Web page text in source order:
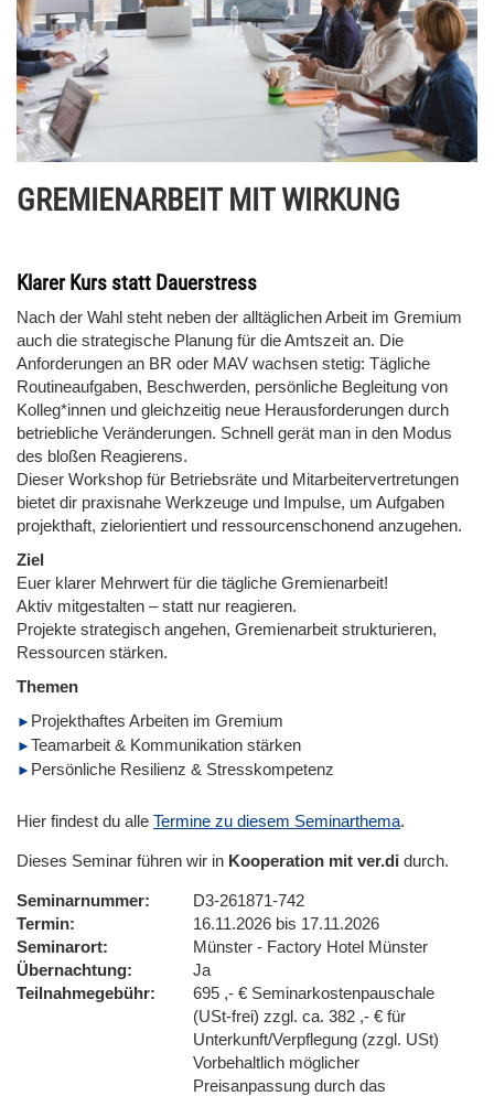
GREMIENARBEIT MIT WIRKUNG
Klarer Kurs statt Dauerstress
Nach der Wahl steht neben der alltäglichen Arbeit im Gremium
auch die strategische Planung für die Amtszeit an. Die
Anforderungen an BR oder MAV wachsen stetig: Tägliche
Routineaufgaben, Beschwerden, persönliche Begleitung von
Kolleg*innen und gleichzeitig neue Herausforderungen durch
betriebliche Veränderungen. Schnell gerät man in den Modus
des bloßen Reagierens.
Dieser Workshop für Betriebsräte und Mitarbeitervertretungen
bietet dir praxisnahe Werkzeuge und Impulse, um Aufgaben
projekthaft, zielorientiert und ressourcenschonend anzugehen.
Ziel
Euer klarer Mehrwert für die tägliche Gremienarbeit!
Aktiv mitgestalten – statt nur reagieren.
Projekte strategisch angehen, Gremienarbeit strukturieren,
Ressourcen stärken.
Themen
Projekthaftes Arbeiten im Gremium
Teamarbeit & Kommunikation stärken
Persönliche Resilienz & Stresskompetenz
Hier findest du alle Termine zu diesem Seminarthema.
Dieses Seminar führen wir in Kooperation mit ver.di durch.
Seminarnummer
D3-261871-742
Termin
16.11.2026 bis 17.11.2026
Seminarort
Münster - Factory Hotel Münster
Übernachtung
Ja
Teilnahmegebühr
695 ,- € Seminarkostenpauschale
(USt-frei) zzgl. ca. 382 ,- € für
Unterkunft/Verpflegung (zzgl. USt)
Vorbehaltlich möglicher
Preisanpassung durch das